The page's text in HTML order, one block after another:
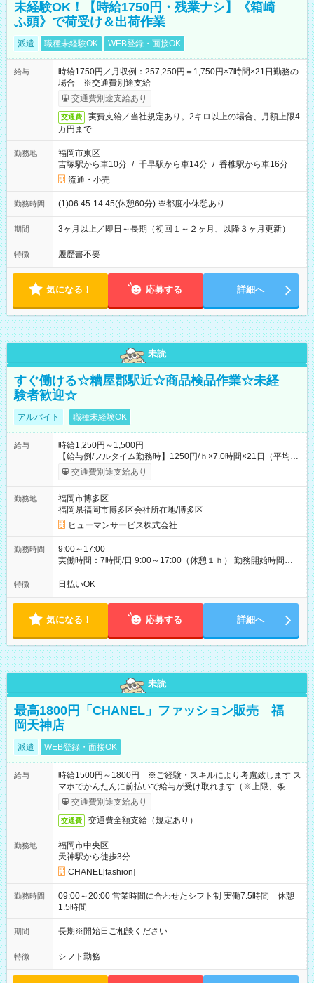
未経験OK！【時給1750円・残業ナシ】《箱崎
ふ頭》で荷受け＆出荷作業
派遣 職種未経験OK WEB登録・面接OK
給与
時給1750円／月収例：257,250円＝1,750円×7時間×21日勤務の
場合 ※交通費別途支給
交通費別途支給あり
交通費
実費支給／当社規定あり。2キロ以上の場合、月額上限4
万円まで
勤務地
福岡市東区
吉塚駅から車10分 / 千早駅から車14分 / 香椎駅から車16分
流通・小売
勤務時間 (1)06:45-14:45(休憩60分) ※都度小休憩あり
期間 3ヶ月以上／即日～長期（初回１～２ヶ月、以降３ヶ月更新）
特徴 履歴書不要
気になる！ 応募する 詳細へ
未読
すぐ働ける☆糟屋郡駅近☆商品検品作業☆未経
験者歓迎☆
アルバイト 職種未経験OK
給与
時給1,250円～1,500円
【給与例/フルタイム勤務時】1250円/ｈ×7.0時間×21日（平均
値）=183,750円 別途交通費支給（会社規定有）、残業/休日手当
支給、 フルタイムの募集になりますが、働く日数や時間につい
ど）は、ご希望状況をヒヤリングして調整できることがありま
す。応募時に、ご相談頂きます様お願いします。 ※公共交通機
関、駐車場あり。（粕屋郡） 【試用期間】試用期間なし
交通費別途支給あり
勤務地
福岡市博多区
福岡県福岡市博多区会社所在地/博多区
ヒューマンサービス株式会社
勤務時間
9:00～17:00
実働時間：7時間/日 9:00～17:00（休憩１ｈ） 勤務開始時間等
の調整も受けたまります。 （例：10時から17時 など） お気軽
にご相談・お問い合わせをメールで返信してください。
特徴 日払いOK
気になる！ 応募する 詳細へ
未読
最高1800円「CHANEL」ファッション販売 福
岡天神店
派遣 WEB登録・面接OK
給与
時給1500円～1800円 ※ご経験・スキルにより考慮致します ス
マホでかんたんに前払いで給与が受け取れます（※上限、条件
あり）交通費別途支給あり
交通費 交通費全額支給（規定あり）
勤務地
福岡市中央区
天神駅から徒歩3分
CHANEL[fashion]
勤務時間
09:00～20:00 営業時間に合わせたシフト制 実働7.5時間 休憩
1.5時間
期間 長期※開始日ご相談ください
特徴 シフト勤務